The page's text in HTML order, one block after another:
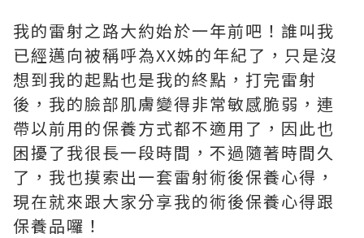
我的雷射之路大約始於一年前吧！誰叫我
已經邁向被稱呼為XX姊的年紀了，只是沒
想到我的起點也是我的終點，打完雷射
後，我的臉部肌膚變得非常敏感脆弱，連
帶以前用的保養方式都不適用了，因此也
困擾了我很長一段時間，不過隨著時間久
了，我也摸索出一套雷射術後保養心得，
現在就來跟大家分享我的術後保養心得跟
保養品囉！